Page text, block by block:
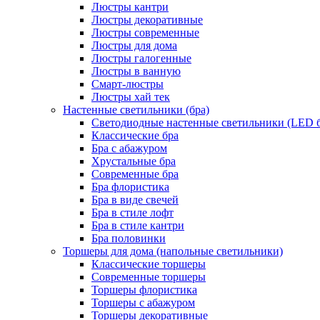
Люстры кантри
Люстры декоративные
Люстры современные
Люстры для дома
Люстры галогенные
Люстры в ванную
Смарт-люстры
Люстры хай тек
Настенные светильники (бра)
Светодиодные настенные светильники (LED
Классические бра
Бра с абажуром
Хрустальные бра
Современные бра
Бра флористика
Бра в виде свечей
Бра в стиле лофт
Бра в стиле кантри
Бра половинки
Торшеры для дома (напольные светильники)
Классические торшеры
Современные торшеры
Торшеры флористика
Торшеры с абажуром
Торшеры декоративные